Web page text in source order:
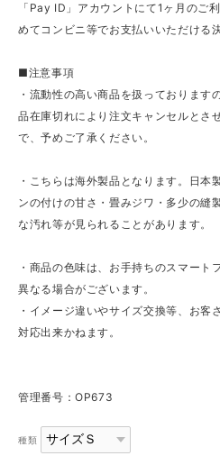
「Pay ID」アカウントにて1ヶ月のご
めてコンビニ等でお支払いいただける
■注意事項
・流動性の高い商品を扱っております
品在庫切れにより注文キャンセルとさ
で、予めご了承ください。
・こちらは海外製品となります。日本
ンの付けの甘さ・畳みジワ・多少の縫
な汚れ等が見られることがあります。
・商品の色味は、お手持ちのスマート
異なる場合がございます。
・イメージ違いやサイズ交換等、お客
対応出来かねます。
管理番号：OP673
種類